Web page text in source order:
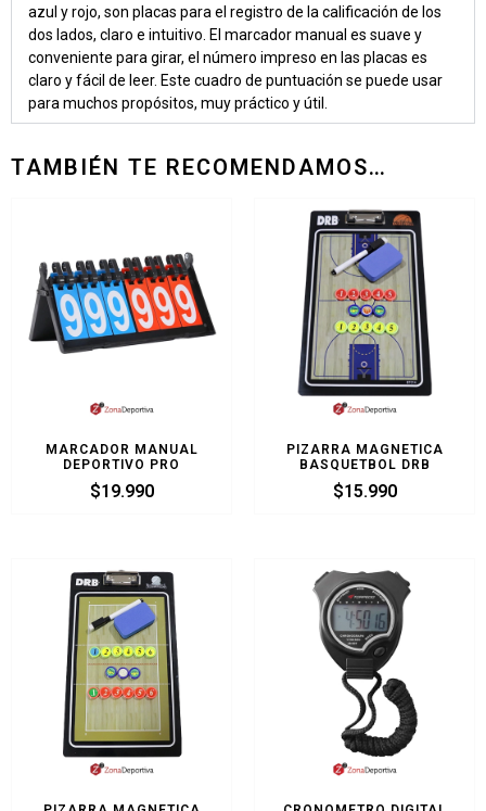
azul y rojo, son placas para el registro de la calificación de los
dos lados, claro e intuitivo. El marcador manual es suave y
conveniente para girar, el número impreso en las placas es
claro y fácil de leer. Este cuadro de puntuación se puede usar
para muchos propósitos, muy práctico y útil.
TAMBIÉN TE RECOMENDAMOS…
MARCADOR MANUAL
DEPORTIVO PRO
$19.990
PIZARRA MAGNETICA
BASQUETBOL DRB
$15.990